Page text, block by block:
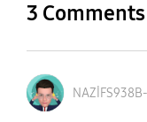
3 Comments